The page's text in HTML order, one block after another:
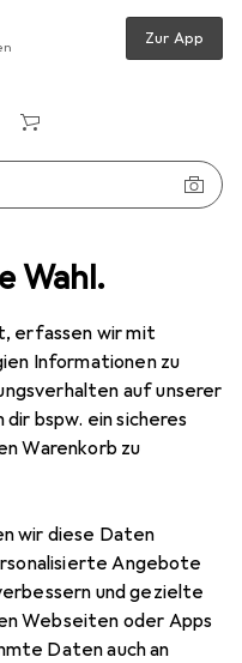
Wahl.
erfassen wir mit
Informationen zu
auf unserer
bspw. ein sicheres
Warenkorb zu
wir diese Daten
Angebote
und gezielte
Webseiten oder Apps
Daten auch an
Zur App
Displayschutzfolie Antireflex
Antireflex
Marke
Mehr von Dipos